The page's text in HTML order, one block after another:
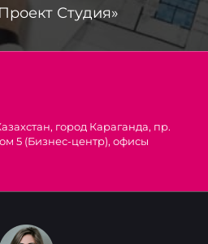
Студия»
город Караганда, пр.
5 (Бизнес-центр), офисы